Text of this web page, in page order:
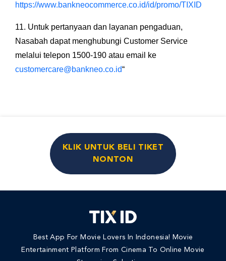
https://www.bankneocommerce.co.id/id/promo/TIXID
11.⁠ ⁠Untuk pertanyaan dan layanan pengaduan,
Nasabah dapat menghubungi Customer Service
melalui telepon 1500-190 atau email ke
customercare@bankneo.co.id“
KLIK UNTUK BELI TIKET
NONTON
Best App For Movie Lovers In Indonesia! Movie
Entertainment Platform From Cinema To Online Movie